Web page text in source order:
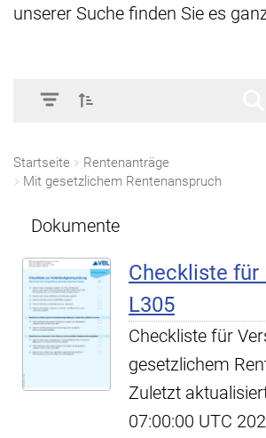
unserer Suche finden Sie es
Startseite
Rentenanträge
Mit gesetzlichem Rentenanspruch
Dokumente
Checkliste für
L305
Checkliste für
gesetzlichem
Zuletzt
07:00:00 UTC